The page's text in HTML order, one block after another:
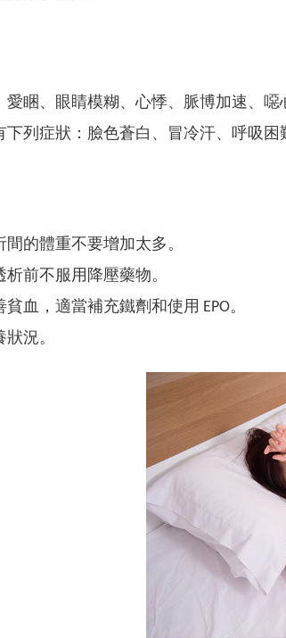
愛睏、眼睛模糊、心悸、脈博加速、噁
下列症狀：臉色蒼白、冒冷汗、呼吸困
間的體重不要增加太多。
析前不服用降壓藥物。
血，適當補充鐵劑和使用 EPO。
況。